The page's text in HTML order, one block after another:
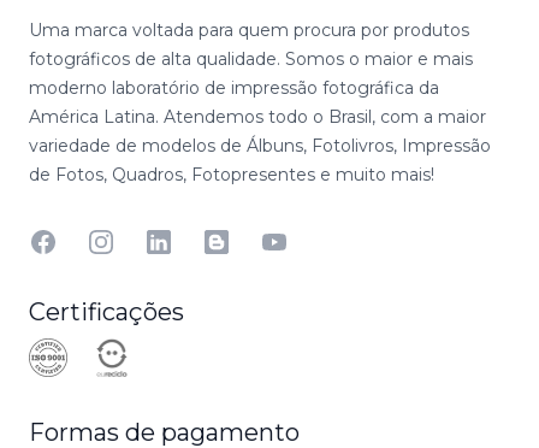
Uma marca voltada para quem procura por produtos
fotográficos de alta qualidade. Somos o maior e mais
moderno laboratório de impressão fotográfica da
América Latina. Atendemos todo o Brasil, com a maior
variedade de modelos de Álbuns, Fotolivros, Impressão
de Fotos, Quadros, Fotopresentes e muito mais!
FacebookInstagramLinkedinBlog YouTube
Certificações
Formas de pagamento